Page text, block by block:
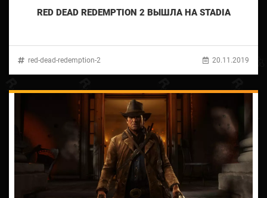
RED DEAD REDEMPTION 2 ВЫШЛА НА STADIA
red-dead-redemption-2 20.11.2019